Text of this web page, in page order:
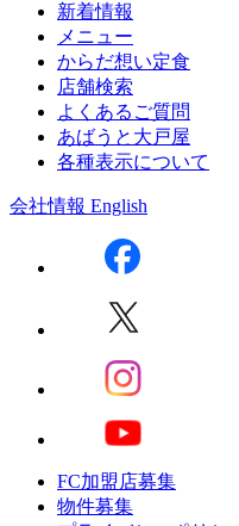
新着情報
メニュー
からだ想い定食
店舗検索
よくあるご質問
あばうと大戸屋
各種表示について
会社情報 English
FC加盟店募集
物件募集